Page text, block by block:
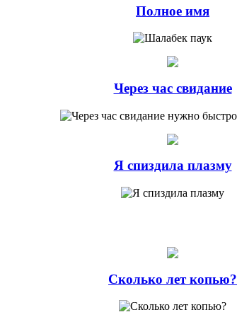
Полное имя
Через час свидание
Я спиздила плазму
Сколько лет копью?